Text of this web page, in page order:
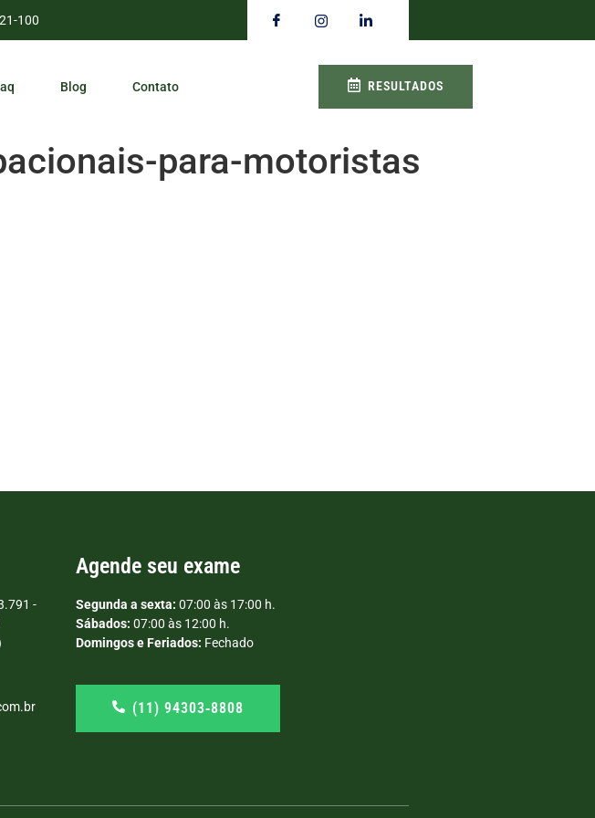
100
Blog Contato RESULTADOS
para-motoristas
-
Agende seu exame
Segunda a sexta: 07:00 às 17:00 h.
Sábados: 07:00 às 12:00 h.
Domingos e Feriados: Fechado
(11) 94303‑8808